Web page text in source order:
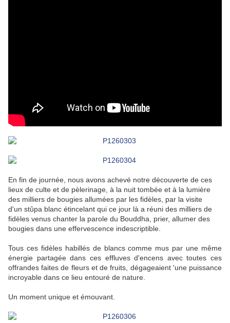
En fin de journée, nous avons achevé notre découverte de ces
lieux de culte et de pèlerinage, à la nuit tombée et à la lumière
des milliers de bougies allumées par les fidèles, par la visite
d'un stûpa blanc étincelant qui ce jour là a réuni des milliers de
fidèles venus chanter la parole du Bouddha, prier, allumer des
bougies dans une effervescence indescriptible.
Tous ces fidèles habillés de blancs comme mus par une même
énergie partagée dans ces effluves d'encens avec toutes ces
offrandes faites de fleurs et de fruits, dégageaient 'une puissance
incroyable dans ce lieu entouré de nature.
Un moment unique et émouvant.